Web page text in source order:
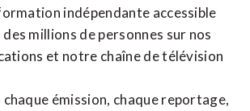
indépendante accessible
millions de personnes sur nos
et notre chaîne de télévision
émission, chaque reportage,